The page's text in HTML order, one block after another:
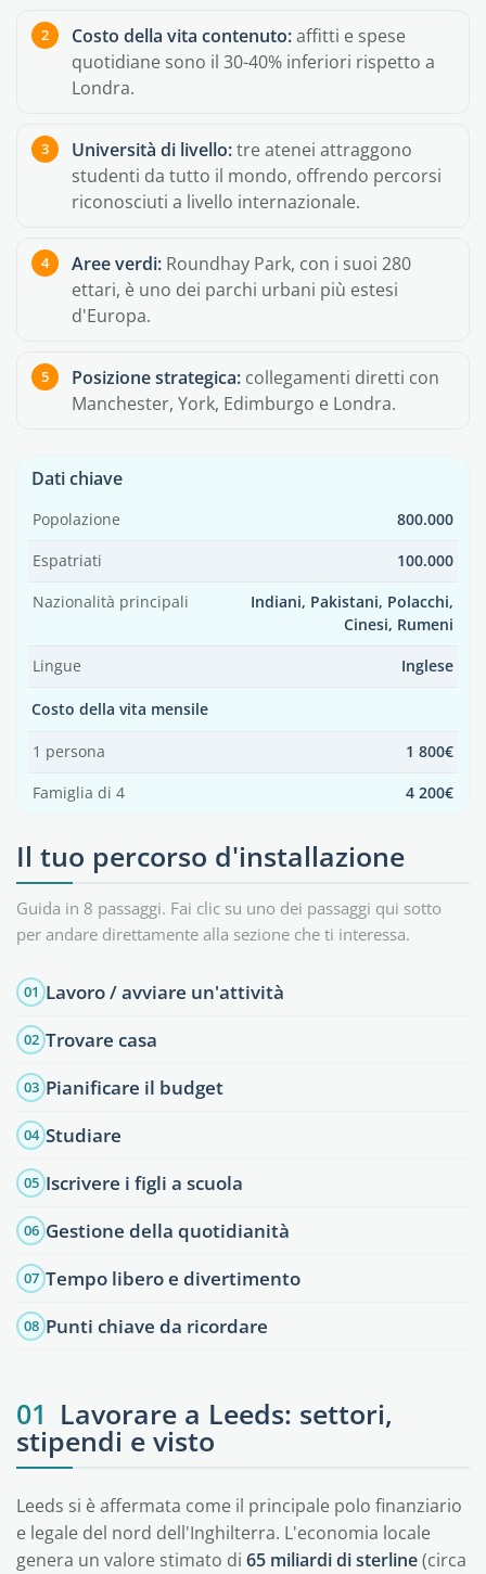
Costo della vita contenuto:affitti e spese
quotidiane sono il 30-40% inferiori rispetto a
Londra.
Università di livello:tre atenei attraggono
studenti da tutto il mondo, offrendo percorsi
riconosciuti a livello internazionale.
Aree verdi: Roundhay Park, con i suoi 280
ettari, è uno dei parchi urbani più estesi
d'Europa.
Posizione strategica: collegamenti diretti con
Manchester, York, Edimburgo e Londra.
Dati chiave
Popolazione 800.000
Espatriati 100.000
Nazionalità principali
Indiani, Pakistani, Polacchi,
Cinesi, Rumeni
Lingue Inglese
Costo della vita mensile
1 persona 1 800€
Famiglia di 4 4 200€
Il tuo percorso d'installazione
Guida in 8 passaggi. Fai clic su uno dei passaggi qui sotto
per andare direttamente alla sezione che ti interessa.
01 Lavoro / avviare un'attività
02 Trovare casa
03 Pianificare il budget
04 Studiare
05 Iscrivere i figli a scuola
06 Gestione della quotidianità
07 Tempo libero e divertimento
08 Punti chiave da ricordare
01 Lavorare a Leeds: settori,
stipendi e visto
Leeds si è affermata come il principale polo finanziario
e legale del nord dell'Inghilterra. L'economia locale
genera un valore stimato di 65 miliardi di sterline(circa